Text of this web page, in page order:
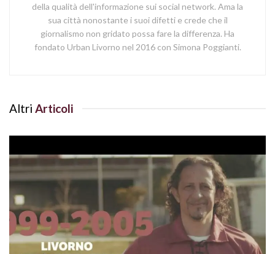
della qualità dell'informazione sui social network. Ama la
sua città nonostante i suoi difetti e crede che il
giornalismo non gridato possa fare la differenza. Ha
fondato Urban Livorno nel 2016 con Simona Poggianti.
Altri Articoli